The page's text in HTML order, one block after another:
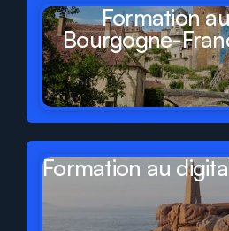
Formation
Bourgogne-
Formation au